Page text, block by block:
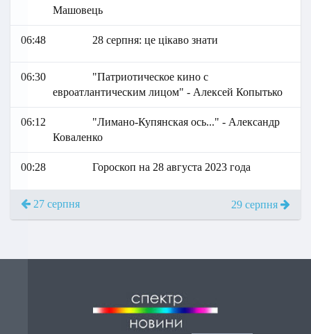
Машовець
06:48 28 серпня: це цікаво знати
06:30
"Патриотическое кино с
евроатлантическим лицом" - Алексей Копытько
06:12
"Лимано-Купянская ось..." - Александр
Коваленко
00:28 Гороскоп на 28 августа 2023 года
27 серпня 29 серпня